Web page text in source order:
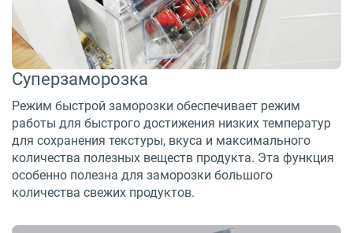
Суперзаморозка
Режим быстрой заморозки обеспечивает режим
работы для быстрого достижения низких температур
для сохранения текстуры, вкуса и максимального
количества полезных веществ продукта. Эта функция
особенно полезна для заморозки большого
количества свежих продуктов.